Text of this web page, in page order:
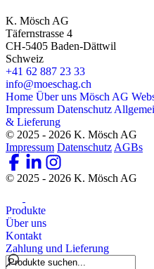
K. Mösch AG
Täfernstrasse 4
CH-5405 Baden-Dättwil
Schweiz
+41 62 887 23 33
info@moeschag.ch
Home Über uns Mösch AG
Impressum Datenschutz
& Lieferung
© 2025 - 2026 K. Mösch AG
Impressum Datenschutz AGBs
© 2025 - 2026 K. Mösch AG
Produkte
Über uns
Kontakt
Zahlung und Lieferung